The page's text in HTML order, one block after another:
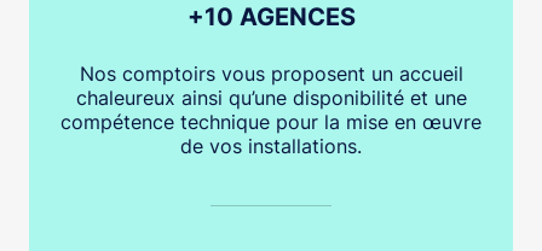
+10 AGENCES
Nos comptoirs vous proposent un accueil
chaleureux ainsi qu’une disponibilité et une
compétence technique pour la mise en œuvre
de vos installations.